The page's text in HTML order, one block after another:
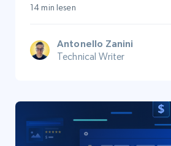
14 min lesen
Antonello Zanini
Technical Writer